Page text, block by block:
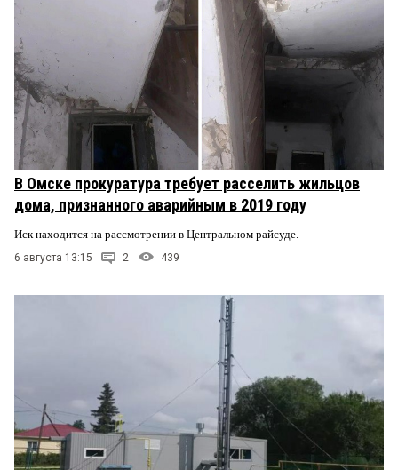
В Омске прокуратура требует расселить жильцов
дома, признанного аварийным в 2019 году
Иск находится на рассмотрении в Центральном райсуде.
6 августа 13:15 2 439